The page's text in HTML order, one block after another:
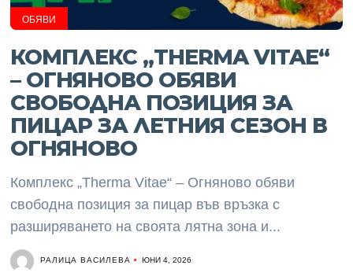
ОБЯВИ
КОМПЛЕКС „THERMA VITAE“
– ОГНЯНОВО ОБЯВИ
СВОБОДНА ПОЗИЦИЯ ЗА
ПИЦАР ЗА ЛЕТНИЯ СЕЗОН В
ОГНЯНОВО
Комплекс „Therma Vitae“ – Огняново обяви
свободна позиция за пицар във връзка с
разширяването на своята лятна зона и...
РАЛИЦА ВАСИЛЕВА ЮНИ 4, 2026